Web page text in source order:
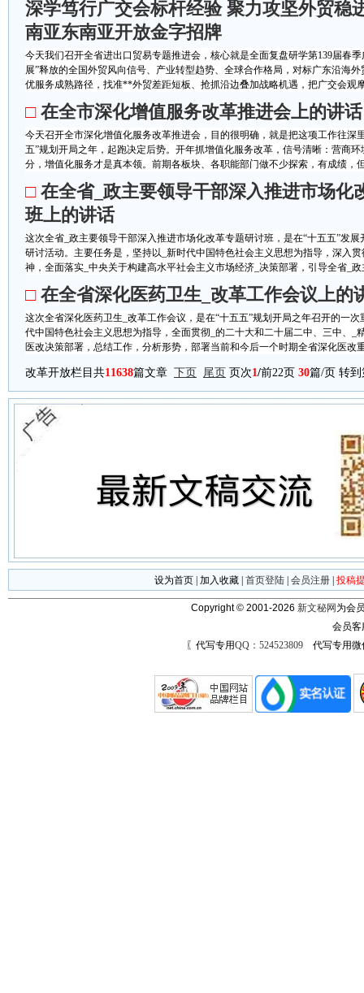
深学笃行广交会标杆经验 聚力攻坚外贸稳
南亚东南亚开放金字招牌
今天我们召开全省进出口贸易专题推进会，核心就是全面复盘研学第139届春
展”释放的全国外贸风向信号、产业转型趋势、全球合作格局，对标广东沿海
优服务成熟路径，找准**外贸差距短板、抢抓沿边叠加战略机遇，把广交会观
□ 在全市深化增值服务改革推进会上的讲话
今天召开全市深化增值化服务改革推进会，目的很明确，就是把这项工作往深
五”规划开局之年，起跑决定后势。开年抓增值化服务改革，信号清晰：营商
分，增值化服务才是真本领。前期各板块、各职能部门做不少探索，有成绩，
□ 在全省_政主要领导干部深入推进市场化
班上的讲话
这次全省_政主要领导干部深入推进市场化改革专题研讨班，是在“十五五”发
研讨活动。主要任务是，坚持以_新时代中国特色社会主义思想为指导，深入
神，全面落实_中央关于构建高水平社会主义市场经济_决策部署，引导全省_政
□ 在全省深化医药卫生_改革工作会议上的
这次全省深化医药卫生_改革工作会议，是在“十五五”规划开局之年召开的一
代中国特色社会主义思想为指导，全面贯彻_的二十大和二十届二中、三中、_
医改决策部署，总结工作，分析形势，部署当前和今后一个时期全省深化医改
改革开放栏目共11638篇文章 下页 尾页 页次1/前22页 30篇/页 转到
设为首页 加入收藏 首页登陆 会员注册 投稿
Copyright © 2001-2026 新文秘网 为会
会员
〖代写专用QQ：524523809代写专用微